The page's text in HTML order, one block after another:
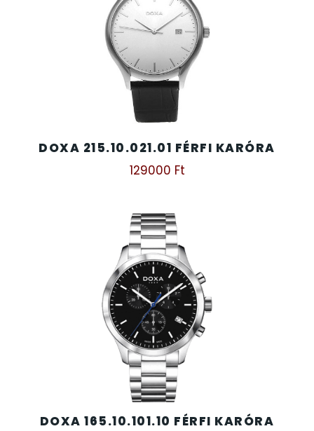
DOXA 215.10.021.01 FÉRFI KARÓRA
129000 Ft
DOXA 165.10.101.10 FÉRFI KARÓRA